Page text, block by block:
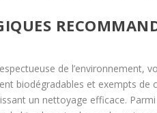
de
biodégradables et exempts
un nettoyage efficace.